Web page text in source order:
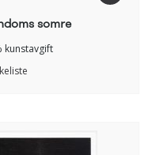
somre
kunstavgift